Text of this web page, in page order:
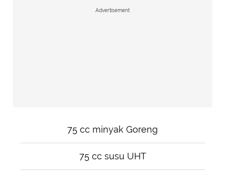
Advertisement
75 cc minyak Goreng
75 cc susu UHT